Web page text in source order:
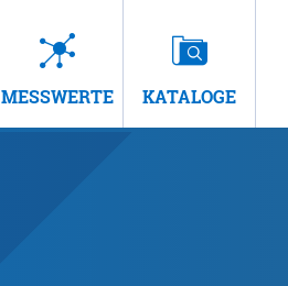
MESSWERTE KATALOGE